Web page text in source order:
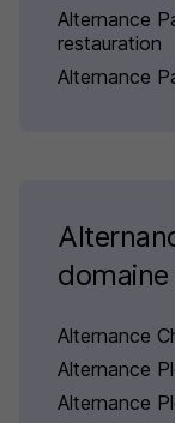
Alternance
restauration
Alternance
Alternance
Alternance
Alternance